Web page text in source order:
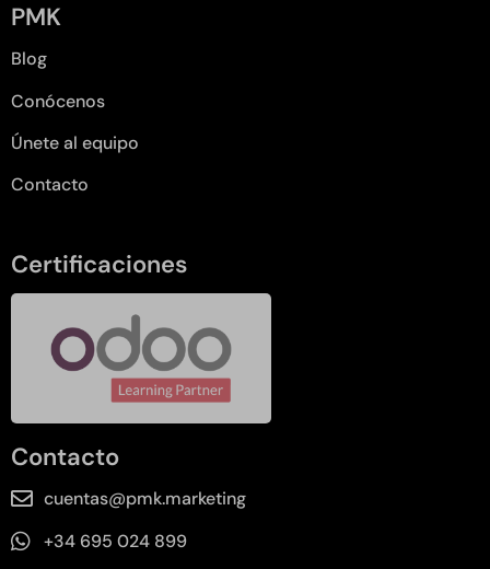
PMK
Blog
Conócenos
Únete al equipo
Contacto
Certificaciones
Contacto
cuentas@pmk.marketing
+34 695 024 899